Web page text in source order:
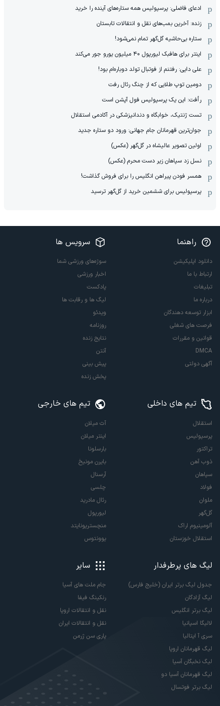
ادعای فاضلی: پرسپولیس همه ستاره‌های آینده را خرید
زنده: آخرین بمب‌های نقل و انتقالات تابستان
ستاره بی‌حاشیه گل‌گهر تمام نمی‌شود!
اینتر برای هافبک لیورپول ۴۰ میلیون یورو جور می‌کند
علی دایی: رفتنم از فوتبال تولد دوباره‌ام بود!
دومین توپ طلایی که از چنگ رئال رفت
رأفت: این یک پرسپولیس فول آپشن است
تست ژنتیک، خوابگاه و دندانپزشکی در آکادمی استقلال
جوان‌ترین قهرمانان جام جهانی: ورود دو ستاره جدید
اولین تصویر عالیشاه در گل‌گهر (عکس)
نسل زد سپاهان زیر دست محرم (عکس)
همسر فودن پیراهن انگلیس را برای فروش گذاشت!
پرسپولیس برای ششمین خرید از گل‌گهر ترسید
راهنما
دانلود اپلیکیشن
ارتباط با ما
تبلیغات
درباره ما
ابزار توسعه دهندگان
فرصت های شغلی
قوانین و مقررات
DMCA
آگهی دولتی
سرویس ها
سوژه‌های ورزشی شما
اخبار ورزشی
پادکست
لیگ ها و رقابت ها
ویدئو
روزنامه
نتایج زنده
آنتن
پیش بینی
پخش زنده
تیم های داخلی
استقلال
پرسپولیس
تراکتور
ذوب آهن
سپاهان
فولاد
ملوان
گل‌گهر
آلومینیوم اراک
استقلال خوزستان
تیم های خارجی
آث میلان
اینتر میلان
بارسلونا
بایرن مونیخ
آرسنال
چلسی
رئال مادرید
لیورپول
منچستریونایتد
یوونتوس
لیگ های پرطرفدار
جدول لیگ برتر ایران (خلیج فارس)
لیگ آزادگان
لیگ برتر انگلیس
لالیگا اسپانیا
سری آ ایتالیا
لیگ قهرمانان اروپا
لیگ نخبگان آسیا
لیگ قهرمانان آسیا دو
لیگ برتر فوتسال
سایر
جام ملت های آسیا
رنکینگ فیفا
نقل و انتقالات اروپا
نقل و انتقالات ایران
پاری سن ژرمن